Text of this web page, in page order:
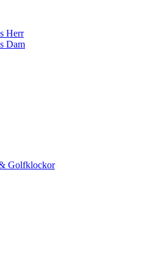
Herr
Dam
Golfklockor